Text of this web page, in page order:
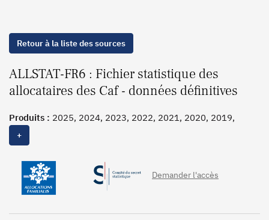
Retour à la liste des sources
ALLSTAT-FR6 : Fichier statistique des
allocataires des Caf - données définitives
Produits : 2025, 2024, 2023, 2022, 2021, 2020, 2019,
2018,
+
Demander l'accès